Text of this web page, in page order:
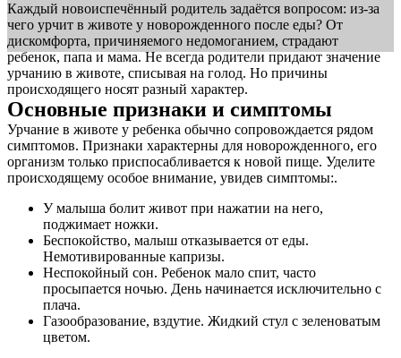
Каждый новоиспечённый родитель задаётся вопросом: из-за
чего урчит в животе у новорожденного после еды? От
дискомфорта, причиняемого недомоганием, страдают
ребенок, папа и мама. Не всегда родители придают значение
урчанию в животе, списывая на голод. Но причины
происходящего носят разный характер.
Основные признаки и симптомы
Урчание в животе у ребенка обычно сопровождается рядом
симптомов. Признаки характерны для новорожденного, его
организм только приспосабливается к новой пище. Уделите
происходящему особое внимание, увидев симптомы:.
У малыша болит живот при нажатии на него,
поджимает ножки.
Беспокойство, малыш отказывается от еды.
Немотивированные капризы.
Неспокойный сон. Ребенок мало спит, часто
просыпается ночью. День начинается исключительно с
плача.
Газообразование, вздутие. Жидкий стул с зеленоватым
цветом.